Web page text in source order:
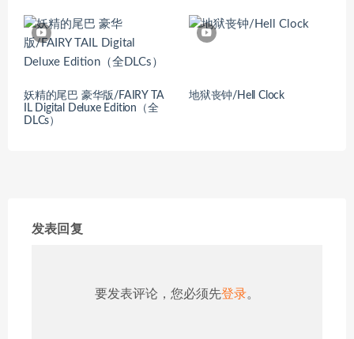
妖精的尾巴 豪华版/FAIRY TA
IL Digital Deluxe Edition（全
DLCs）
地狱丧钟/Hell Clock
发表回复
要发表评论，您必须先登录。